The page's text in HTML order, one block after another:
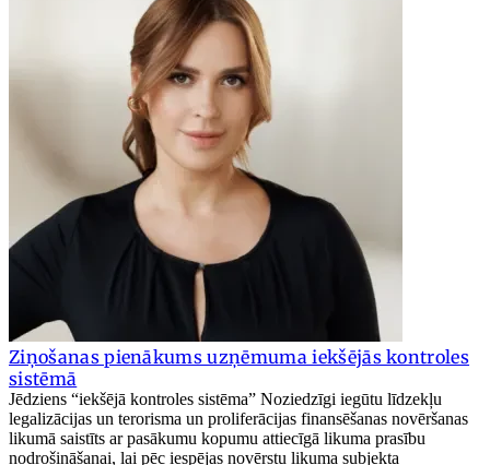
Ziņošanas pienākums uzņēmuma iekšējās kontroles
sistēmā
Jēdziens “iekšējā kontroles sistēma” Noziedzīgi iegūtu līdzekļu
legalizācijas un terorisma un proliferācijas finansēšanas novēršanas
likumā saistīts ar pasākumu kopumu attiecīgā likuma prasību
nodrošināšanai, lai pēc iespējas novērstu likuma subjekta